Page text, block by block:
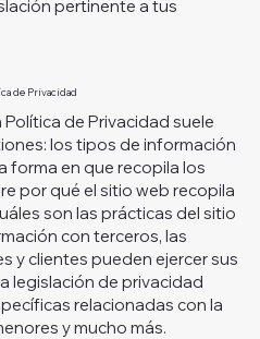
pertinente a tus
de Privacidad
de Privacidad suele
los tipos de información
forma en que recopila los
por qué el sitio web recopila
son las prácticas del sitio
con terceros, las
y clientes pueden ejercer sus
legislación de privacidad
relacionadas con la
y mucho más.